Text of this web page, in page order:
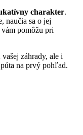
charakter.
naučia sa o jej
pomôžu pri
záhrady, ale i
na prvý pohľad.